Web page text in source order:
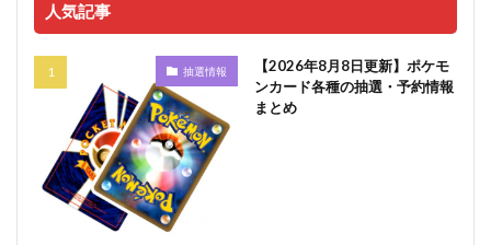
人気記事
抽選情報
【2026年8月8日更新】ポケモ
ンカード各種の抽選・予約情報
まとめ